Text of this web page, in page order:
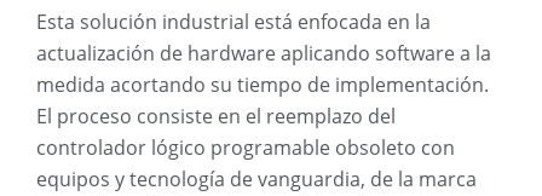
Esta solución industrial está enfocada en la
actualización de hardware aplicando software a la
medida acortando su tiempo de implementación.
El proceso consiste en el reemplazo del
controlador lógico programable obsoleto con
equipos y tecnología de vanguardia, de la marca